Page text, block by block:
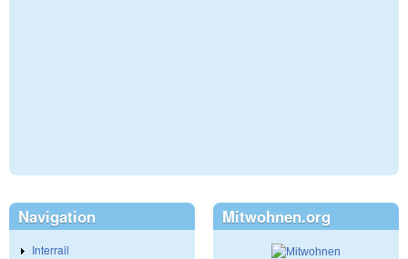
Navigation
Interrail
Mitwohnen.org